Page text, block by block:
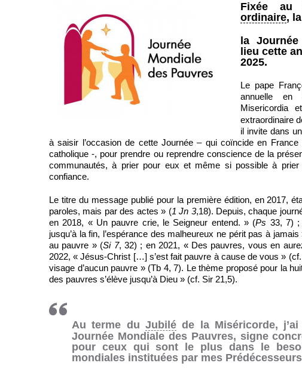
Fixée au
ordinaire,
la
lieu cette
2025.
Le pape
annuelle en
Misericordia
extraordinaire
il invite dans
à saisir l’occasion de cette Journée – qui coïncide en
catholique -, pour prendre ou reprendre conscience de la
communautés, à prier pour eux et même si possible à
confiance.
Le titre du message publié pour la première édition, en 2017,
paroles, mais par des actes » (1 Jn 3,18). Depuis, chaque
en 2018, « Un pauvre crie, le Seigneur entend. » (Ps 33, 7) ;
jusqu’à la fin, l’espérance des malheureux ne périt pas à jamais
au pauvre » (Si 7, 32) ; en 2021, « Des pauvres, vous en
2022, « Jésus-Christ […] s’est fait pauvre à cause de vous »
visage d’aucun pauvre » (Tb 4, 7). Le thème proposé pour la
des pauvres s’élève jusqu’à Dieu » (cf. Sir 21,5).
Au terme du Jubilé de la Miséricorde,
Journée Mondiale des Pauvres, signe
pour ceux qui sont le plus dans le
mondiales instituées par mes